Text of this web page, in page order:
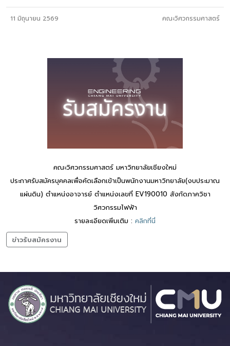
11 มิถุนายน 2569 คณะวิศวกรรมศาสตร์
คณะวิศวกรรมศาสตร์ มหาวิทยาลัยเชียงใหม่
ประกาศรับสมัครบุคคลเพื่อคัดเลือกเข้าเป็นพนักงานมหาวิทยาลัย(งบประมาณ
แผ่นดิน) ตำแหน่งอาจารย์ ตำแหน่งเลขที่ EV190010 สังกัดภาควิชา
วิศวกรรมไฟฟ้า
รายละเอียดเพิ่มเติม : คลิกที่นี่
ข่าวรับสมัครงาน